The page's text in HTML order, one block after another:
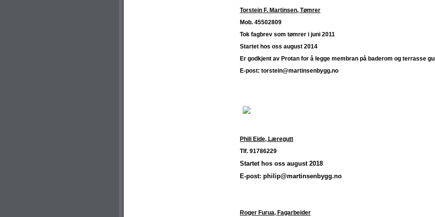
Torstein F. Martinsen, Tømrer
Mob. 45502809
Tok fagbrev som tømrer i juni 2011
Startet hos oss august 2014
Er godkjent av Protan for å legge membran på baderom og terrasse
E-post: torstein@martinsenbygg.no
Phili Eide, Læregutt
Tlf. 91786229
Startet hos oss august 2018
E-post: philip@martinsenbygg.no
Roger Furua, Fagarbeider